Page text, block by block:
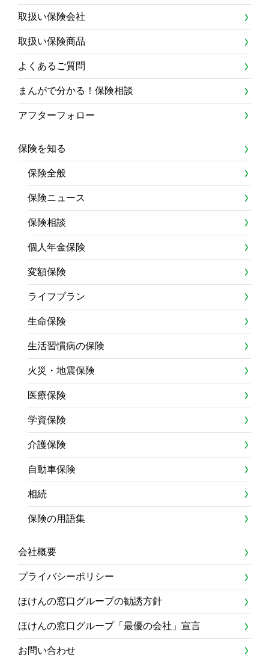
取扱い保険会社
取扱い保険商品
よくあるご質問
まんがで分かる！保険相談
アフターフォロー
保険を知る
保険全般
保険ニュース
保険相談
個人年金保険
変額保険
ライフプラン
生命保険
生活習慣病の保険
火災・地震保険
医療保険
学資保険
介護保険
自動車保険
相続
保険の用語集
会社概要
プライバシーポリシー
ほけんの窓口グループの勧誘方針
ほけんの窓口グループ「最優の会社」宣言
お問い合わせ